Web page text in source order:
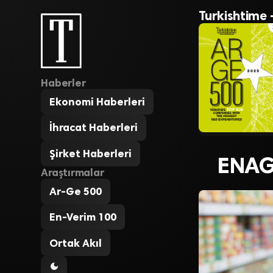
Haberler
Ekonomi Haberleri
İhracat Haberleri
Şirket Haberleri
Araştırmalar
Ar-Ge 500
En-Verim 100
Ortak Akıl
Turkishtime